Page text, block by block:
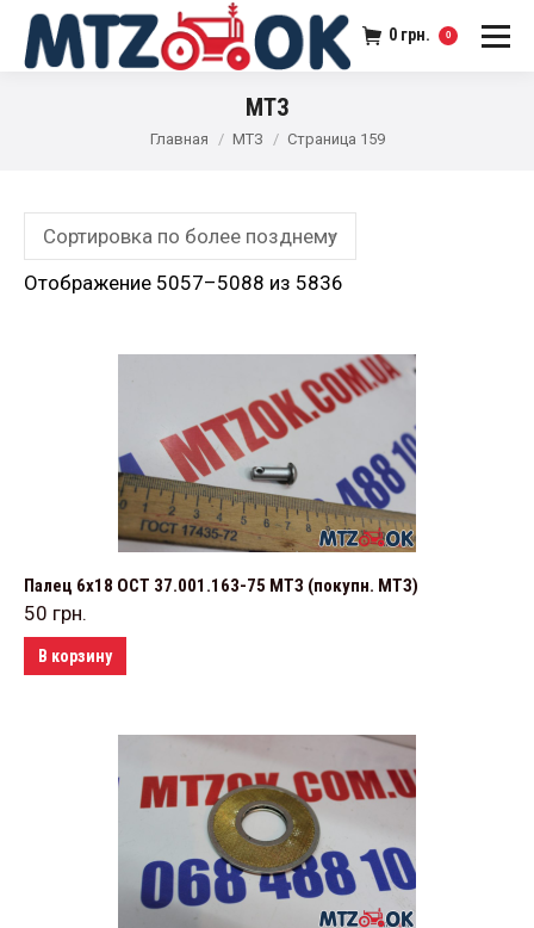
0 грн. 0
МТЗ
Главная МТЗ Страница 159
Отображение 5057–5088 из 5836
Палец 6х18 ОСТ 37.001.163-75 МТЗ (покупн. МТЗ)
50 грн.
В корзину